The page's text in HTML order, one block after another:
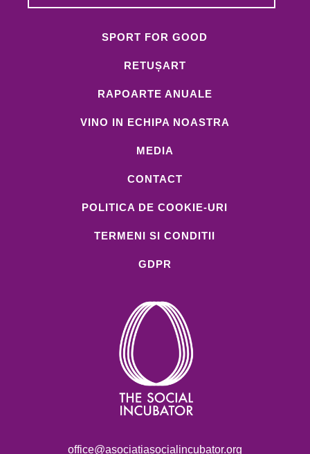
SPORT FOR GOOD
RETUȘART
RAPOARTE ANUALE
VINO IN ECHIPA NOASTRA
MEDIA
CONTACT
POLITICA DE COOKIE-URI
TERMENI SI CONDITII
GDPR
office@asociatiasocialincubator.org